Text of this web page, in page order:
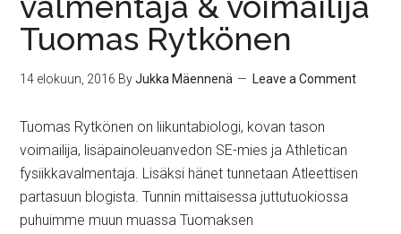
Tuomas Rytkönen
14 elokuun, 2016 ByJukka Mäennenä Leave a Comment
Tuomas Rytkönen on liikuntabiologi, kovan tason
voimailija, lisäpainoleuanvedon SE-mies ja Athletican
fysiikkavalmentaja. Lisäksi hänet tunnetaan Atleettisen
partasuun blogista. Tunnin mittaisessa juttutuokiossa
puhuimme muun muassa Tuomaksen